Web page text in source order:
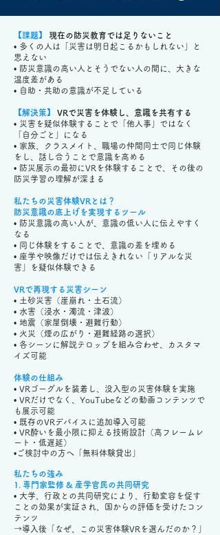
【課題】 現在の防災教育では足りないこと
• 多くの人は「災害は明日起こるかもしれない」と
思えない
• 防災意識の高い人とそうでない人の間に、大きな
温度差がある
• 自助・共助の意識が不足している
【解決策】
VRで災害を体験し、意識を共有する
• 災害を疑似体験することで「他人事」ではなく
「自分ごと」になる
• 家族、クラスメイト、職場の仲間同士で同じ体験
をし、話し合うことで意識を高める
• 防災展示の最初にVRを体験することで、その後の
防災学習の理解が深まる
私たちの災害体験VRとは？
防災意識の底上げを実現するツール
• 防災意識の高い人が、意識の低い人に伝えやすく
なる
• 同じ体験をすることで、意識の差を埋める
• 座学や映像だけでは伝えきれない「リアルな災
害」を疑似体験できる
VRで再現する災害シーン
• 土砂災害（崖崩れ・土石流）
• 水害（浸水・濁流・津波）
• 地震（家屋倒壊・避難行動）
• 火災（煙の広がり・避難経路の選択）
• 各シーンに解説テロップを組み合わせ、カスタマ
イズ可能
体験の仕組み
• VRゴーグルを装着し、没入型の災害体験を実施
• VRだけでなく、YouTubeなどの動画コンテンツで
も展示可能
• 既存のVRデバイスに追加導入可能
• VR酔いを最小限に抑える技術設計（高フレームレ
ート・低遅延）
• ご検討中の方へ「無料体験貸出」
私たちの強み
1. 専門家監修 & 産学官民の共同研究
• 大学、行政との共同研究により、行動変容を促す
ことの効果が実証され、国からの評価を受けたコン
テンツ
→導入後「なぜ、この災害体験VRを選んだのか？」